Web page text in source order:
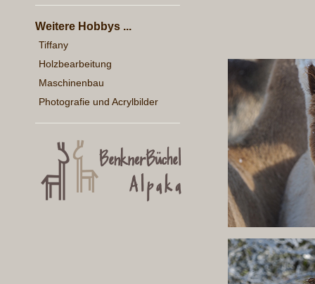
Weitere Hobbys ...
Tiffany
Holzbearbeitung
Maschinenbau
Photografie und Acrylbilder